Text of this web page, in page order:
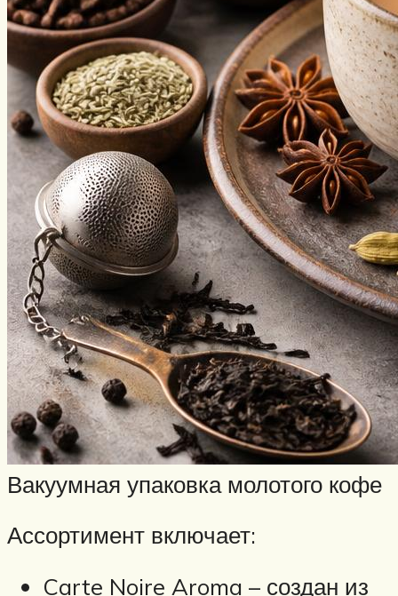
Вакуумная упаковка молотого кофе
Ассортимент включает:
Carte Noire Aroma – создан из